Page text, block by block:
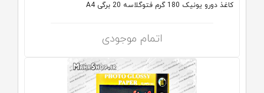
کاغذ دورو یونیک 180 گرم فتوگلاسه 20 برگی A4
اتمام موجودی